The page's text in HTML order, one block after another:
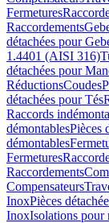
Fermetures
Raccordements
détachées pour
1.4401 (AISI 316)
détachées pour
RéductionsCoudes
détachées pour Tés
Raccords
démontablesPièces
démontables
Fermetures
Raccordements
Compensateurs
InoxPièces
InoxIsolations pour